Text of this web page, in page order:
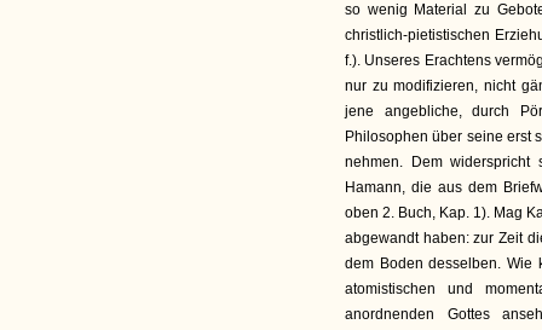
so wenig Material zu
christlich-pietistischen
f.). Unseres Erachtens
nur zu modifizieren, nicht
jene angebliche, durch
Philosophen über seine erst
nehmen. Dem
Hamann, die aus dem
oben 2. Buch, Kap. 1). Mag
abgewandt haben: zur Zeit
dem Boden desselben. Wie
atomistischen und
anordnenden Gottes